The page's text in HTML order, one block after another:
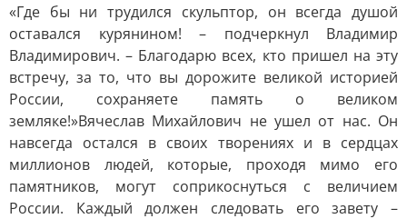
«Где бы ни трудился скульптор, он всегда душой
оставался курянином! – подчеркнул Владимир
Владимирович. – Благодарю всех, кто пришел на эту
встречу, за то, что вы дорожите великой историей
России, сохраняете память о великом
земляке!»Вячеслав Михайлович не ушел от нас. Он
навсегда остался в своих творениях и в сердцах
миллионов людей, которые, проходя мимо его
памятников, могут соприкоснуться с величием
России. Каждый должен следовать его завету –